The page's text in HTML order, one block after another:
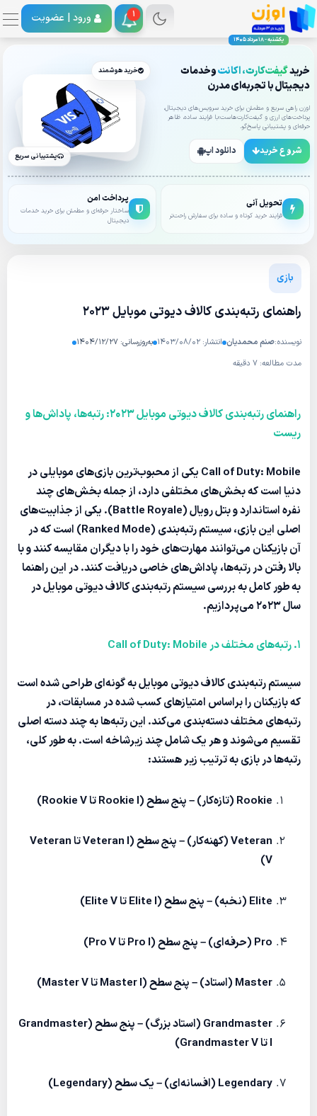
یکشنبه - 18 مرداد 1405
1 ورود | عضویت
خریدگیفت‌کارت، اکانتوخدمات
دیجیتال با تجربه‌ای مدرن
اوزن راهی سریع و مطمئن برای خرید سرویس‌های دیجیتال،
پرداخت‌های ارزی و گیفت‌کارت‌هاست؛با فرایند ساده، ظاهر
حرفه‌ای و پشتیبانی پاسخ‌گو.
شروع خرید دانلود اپ
خرید هوشمند
پشتیبانی سریع
تحویل آنی
فرایند خرید کوتاه و ساده برای سفارش راحت‌تر
پرداخت امن
ساختار حرفه‌ای و مطمئن برای خرید خدمات
دیجیتال
بازی
راهنمای رتبه‌بندی کالاف دیوتی موبایل 2023
نویسنده:صنم محمدیان انتشار: ۱۴۰۳/۰۸/۰۲
به‌روزرسانی: ۱۴۰۴/۱۲/۲۷
مدت مطالعه: ۷ دقیقه
راهنمای رتبه‌بندی کالاف دیوتی موبایل 2023: رتبه‌ها، پاداش‌ها و
ریست
Call of Duty: Mobile یکی از محبوب‌ترین بازی‌های موبایلی در
دنیا است که بخش‌های مختلفی دارد، از جمله بخش‌های چند
نفره استاندارد و بتل رویال (Battle Royale). یکی از جذابیت‌های
اصلی این بازی، سیستمرتبه‌بندی
(Ranked Mode) است که در
آن بازیکنان می‌توانند مهارت‌های خود را با دیگران مقایسه کنند و با
بالا رفتن در رتبه‌ها، پاداش‌های خاصی دریافت کنند. در این راهنما
به طور کامل به بررسی سیستم رتبه‌بندی کالاف دیوتی موبایل در
سال 2023 می‌پردازیم.
1. رتبه‌های مختلف در Call of Duty: Mobile
سیستم رتبه‌بندی کالاف دیوتی موبایل به گونه‌ای طراحی شده است
که بازیکنان را براساس امتیازهای کسب شده در مسابقات، در
رتبه‌های مختلف دسته‌بندی می‌کند. این رتبه‌ها به چند دسته اصلی
تقسیم می‌شوند و هر یک شامل چند زیرشاخه است. به طور کلی،
رتبه‌ها در بازی به ترتیب زیر هستند:
Rookie (تازه‌کار) – پنج سطح (Rookie I تا Rookie V)
Veteran
(کهنه‌کار) – پنج سطح (Veteran I تا Veteran
V)
Elite (نخبه) – پنج سطح (Elite I تا Elite V)
Pro (حرفه‌ای) – پنج سطح (Pro I تا Pro V)
Master (استاد) – پنج سطح (Master I تا Master V)
Grandmaster
(استاد بزرگ) – پنج سطح (Grandmaster
I تا Grandmaster V)
Legendary (افسانه‌ای) – یک سطح (Legendary)